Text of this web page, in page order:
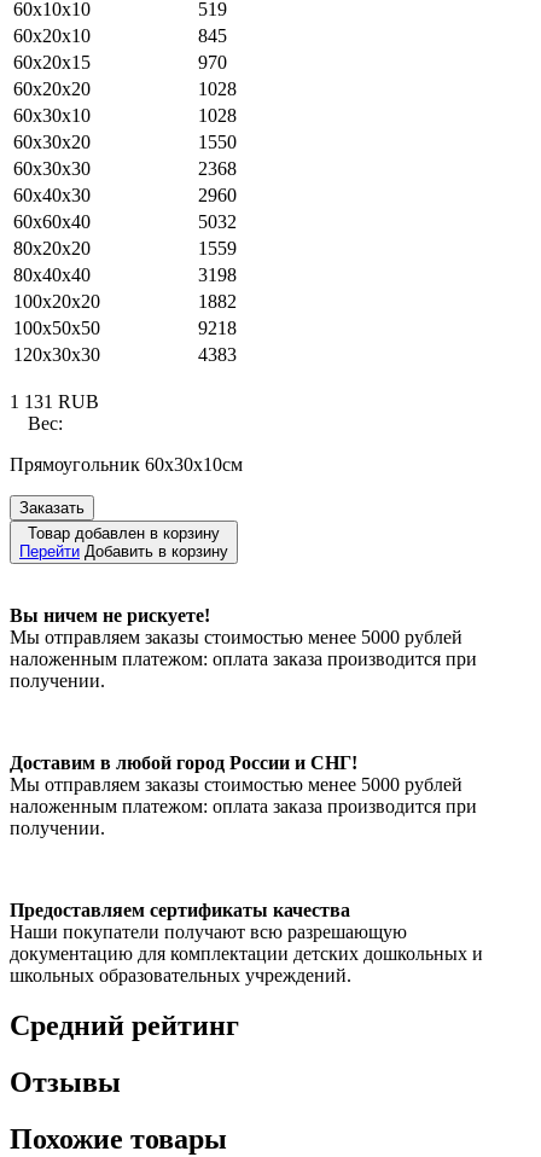
60х10х10
519
60х20х10
845
60х20х15
970
60х20х20
1028
60х30х10
1028
60х30х20
1550
60х30х30
2368
60х40х30
2960
60x60x40
5032
80х20х20
1559
80х40х40
3198
100х20х20
1882
100х50х50
9218
120х30х30
4383
1 131 RUB
Вес:
Прямоугольник 60х30х10см
Заказать
Товар добавлен в корзину
Перейти Добавить в корзину
Вы ничем не рискуете!
Мы отправляем заказы стоимостью менее 5000 рублей
наложенным платежом: оплата заказа производится при
получении.
Доставим в любой город России и СНГ!
Мы отправляем заказы стоимостью менее 5000 рублей
наложенным платежом: оплата заказа производится при
получении.
Предоставляем сертификаты качества
Наши покупатели получают всю разрешающую
документацию для комплектации детских дошкольных и
школьных образовательных учреждений.
Средний рейтинг
Отзывы
Похожие товары